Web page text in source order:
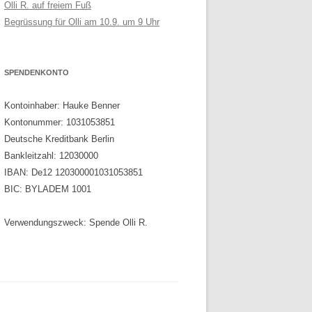
Olli R. auf freiem Fuß
Begrüssung für Olli am 10.9. um 9 Uhr
SPENDENKONTO
Kontoinhaber: Hauke Benner
Kontonummer: 1031053851
Deutsche Kreditbank Berlin
Bankleitzahl: 12030000
IBAN: De12 120300001031053851
BIC: BYLADEM 1001
Verwendungszweck: Spende Olli R.